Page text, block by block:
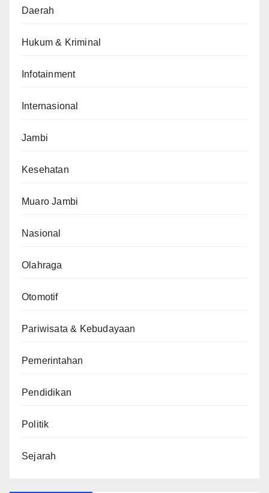
Daerah
Hukum & Kriminal
Infotainment
Internasional
Jambi
Kesehatan
Muaro Jambi
Nasional
Olahraga
Otomotif
Pariwisata & Kebudayaan
Pemerintahan
Pendidikan
Politik
Sejarah